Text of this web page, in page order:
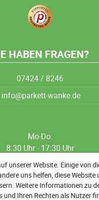
HABEN FRAGEN?
07424 / 8246
info@parkett-wanke.de
Mo-Do:
8:30 Uhr - 17:30 Uhr
8:30 Uhr - 12:00 Uhr
13:00 Uhr - 17:30 Uhr
9:00 Uhr - 13:00 Uhr
unserer Website. Einige von
uns helfen, diese Website
Weitere Informationen zu
und Ihren Rechten als Nutzer